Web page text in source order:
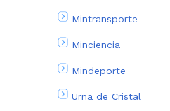
Mintransporte
Minciencia
Mindeporte
Urna de Cristal